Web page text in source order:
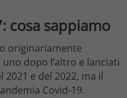
cosa sappiamo
originariamente
dopo l’altro e lanciati
e del 2022, ma il
Covid-19.